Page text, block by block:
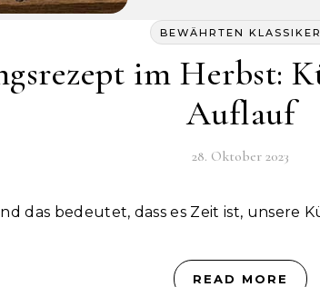
BEWÄHRTEN KLASSIKER
im Herbst:
Auflauf
28. Oktober 2023
das bedeutet, dass es Zeit ist, unsere
READ MORE